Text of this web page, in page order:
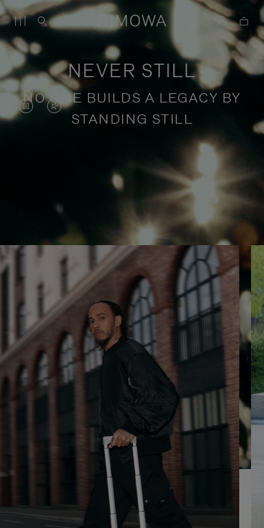
NEVER STILL
NO ONE BUILDS A LEGACY BY
STANDING STILL
DAS
ANGEHALTEN,
BITTE
SIE,
UM
ES
ABZUSPIELEN.
VIDEO
STUMMGESCHALTET,
KLICKEN
ZUM
AUFHEBEN
DER
STUMMSCHALTUNG
Geschichten über inspirierende
Reisen